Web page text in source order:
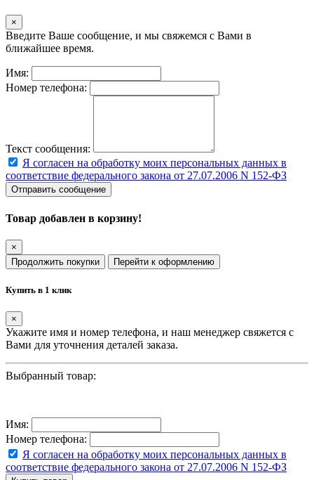
×
Введите Ваше сообщение, и мы свяжемся с Вами в
ближайшее время.
Имя:
Номер телефона:
Текст сообщения:
Я согласен на обработку моих персональных данных в
соответствие федерального закона от 27.07.2006 N 152-ФЗ
Отправить сообщение
Товар добавлен в корзину!
×
Продолжить покупки
Перейти к оформлению
Купить в 1 клик
×
Укажите имя и номер телефона, и наш менеджер свяжется с
Вами для уточнения деталей заказа.
Выбранный товар:
Имя:
Номер телефона:
Я согласен на обработку моих персональных данных в
соответствие федерального закона от 27.07.2006 N 152-ФЗ